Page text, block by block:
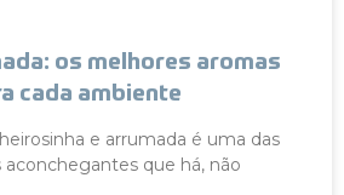
os melhores aromas
cada ambiente
e arrumada é uma das
aconchegantes que há, não